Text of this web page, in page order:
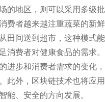
的地区，则可以采用多级
费者越来越注重蔬菜的新
田间送到超市，这种模式
消费者对健康食品的需求。
进步和消费者需求的变化
此外，区块链技术也将应
能、安全的方向发展。